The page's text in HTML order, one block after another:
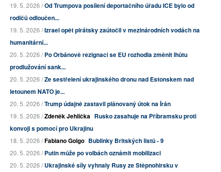
19. 5. 2026 /Od Trumpova posílení deportačního úřadu ICE bylo od
rodičů odloučen...
19. 5. 2026 /Izrael opět pirátsky zaútočil v mezinárodních vodách na
humanitární...
20. 5. 2026 /Po Orbánově rezignaci se EU rozhodla změnit lhůtu
prodlužování sank...
20. 5. 2026 /Ze sestřelení ukrajinského dronu nad Estonskem nad
letounem NATO je...
20. 5. 2026 /Trump údajně zastavil plánovaný útok na Írán
19. 5. 2026 /Zdeněk Jehlička Rusko zasahuje na Příbramsku proti
konvoji s pomocí pro Ukrajinu
18. 5. 2026 /Fabiano Golgo Bublinky Britských listů - 9
20. 5. 2026 /Putin může po volbách oznámit mobilizaci
20. 5. 2026 /Ukrajinské síly vyhnaly Rusy ze Stěpnohirsku v